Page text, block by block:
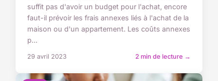
suffit pas d'avoir un budget pour l'achat, encore
faut-il prévoir les frais annexes liés à l'achat de la
maison ou d'un appartement. Les coûts annexes
p...
29 avril 2023 2 min de lecture →